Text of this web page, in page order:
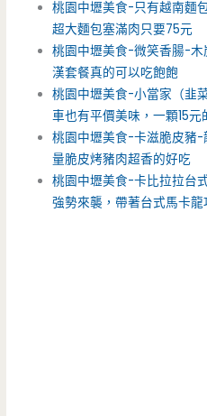
桃園中壢美食-只有越南麵
超大麵包塞滿肉只要75元
桃園中壢美食-微笑香腸-
漢套餐真的可以吃飽飽
桃園中壢美食-小當家（韭
車也有平價美味，一顆15
桃園中壢美食-卡滋脆皮豬
量脆皮烤豬肉超香的好吃
桃園中壢美食-卡比拉拉台
強勢來襲，帶著台式馬卡龍